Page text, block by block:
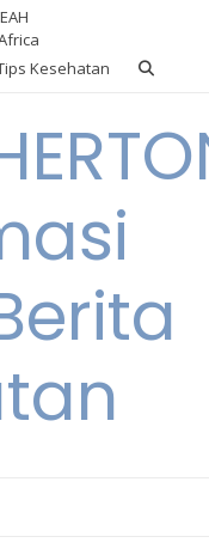
Kesehatan